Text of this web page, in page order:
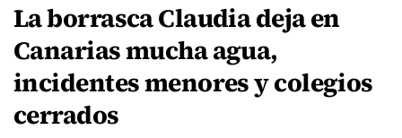
La borrasca Claudia deja en
Canarias mucha agua,
incidentes menores y colegios
cerrados